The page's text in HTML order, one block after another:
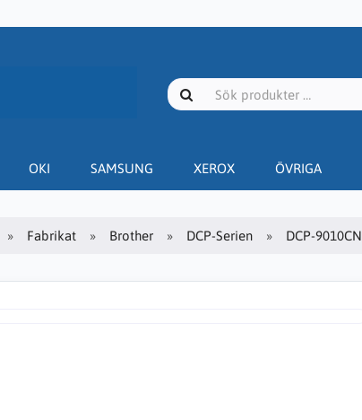
OKI SAMSUNG XEROX ÖVRIGA
Fabrikat Brother DCP-Serien DCP-9010CN